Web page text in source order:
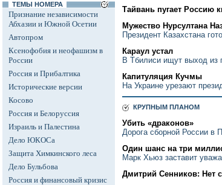
ТЕМЫ НОМЕРА
Признание независимости
Абхазии и Южной Осетии
Автопром
Ксенофобия и неофашизм в
России
Россия и Прибалтика
Исторические версии
Косово
Россия и Белоруссия
Израиль и Палестина
Дело ЮКОСа
Защита Химкинского леса
Дело Бульбова
Россия и финансовый кризис
Тайвань пугает Россию
Мужество Нурсултана
Президент Казахстана
Караул устал
В Тбилиси ищут выход из
Капитуляция Кучмы
На Украине урезают
КРУПНЫМ ПЛАНОМ
Убить «драконов»
Дорога сборной России в
Один шанс на три
Марк Хьюз заставит
Дмитрий Сенников: Нет